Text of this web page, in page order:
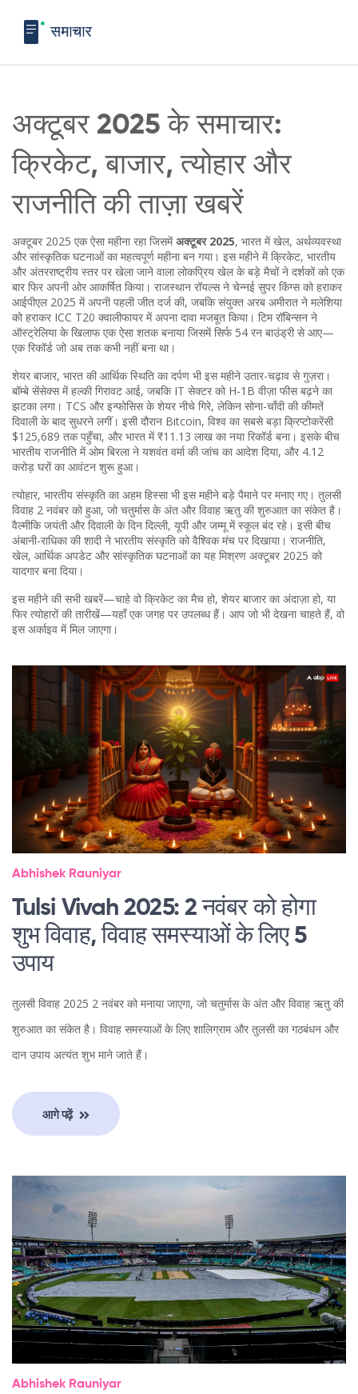
अक्टूबर 2025 के समाचार:
क्रिकेट, बाजार, त्योहार और
राजनीति की ताज़ा खबरें
अक्टूबर 2025 एक ऐसा महीना रहा जिसमेंअक्टूबर 2025, भारत में खेल, अर्थव्यवस्था
और सांस्कृतिक घटनाओं का महत्वपूर्ण महीनाबन गया। इस महीने मेंक्रिकेट, भारतीय
और अंतरराष्ट्रीय स्तर पर खेला जाने वाला लोकप्रिय खेलके बड़े मैचों ने दर्शकों को एक
बार फिर अपनी ओर आकर्षित किया। राजस्थान रॉयल्स ने चेन्नई सुपर किंग्स को हराकर
आईपीएल 2025 में अपनी पहली जीत दर्ज की, जबकि संयुक्त अरब अमीरात ने मलेशिया
को हराकर ICC T20 क्वालीफायर में अपना दावा मजबूत किया। टिम रॉबिन्सन ने
ऑस्ट्रेलिया के खिलाफ एक ऐसा शतक बनाया जिसमें सिर्फ 54 रन बाउंड्री से आए—
एक रिकॉर्ड जो अब तक कभी नहीं बना था।
शेयर बाजार, भारत की आर्थिक स्थिति का दर्पण भी इस महीने उतार-चढ़ाव से गुज़रा।
बॉम्बे सेंसेक्स में हल्की गिरावट आई, जबकि IT सेक्टर को H-1B वीज़ा फीस बढ़ने का
झटका लगा। TCS और इन्फोसिस के शेयर नीचे गिरे, लेकिन सोना-चाँदी की कीमतें
दिवाली के बाद सुधरने लगीं। इसी दौरान Bitcoin, विश्व का सबसे बड़ा क्रिप्टोकरेंसी
$125,689 तक पहुँचा, और भारत में ₹11.13 लाख का नया रिकॉर्ड बना। इसके बीच
भारतीय राजनीति में ओम बिरला ने यशवंत वर्मा की जांच का आदेश दिया, और 4.12
करोड़ घरों का आवंटन शुरू हुआ।
त्योहार, भारतीय संस्कृति का अहम हिस्साभी इस महीने बड़े पैमाने पर मनाए गए। तुलसी
विवाह 2 नवंबर को हुआ, जो चतुर्मास के अंत और विवाह ऋतु की शुरुआत का संकेत है।
वैल्मीकि जयंती और दिवाली के दिन दिल्ली, यूपी और जम्मू में स्कूल बंद रहे। इसी बीच
अंबानी-राधिका की शादी ने भारतीय संस्कृति को वैश्विक मंच पर दिखाया। राजनीति,
खेल, आर्थिक अपडेट और सांस्कृतिक घटनाओं का यह मिश्रण अक्टूबर 2025 को
यादगार बना दिया।
इस महीने की सभी खबरें—चाहे वो क्रिकेट का मैच हो, शेयर बाजार का अंदाज़ा हो, या
फिर त्योहारों की तारीखें—यहाँ एक जगह पर उपलब्ध हैं। आप जो भी देखना चाहते हैं, वो
इस अर्काइव में मिल जाएगा।
Abhishek Rauniyar
Tulsi Vivah 2025: 2 नवंबर को होगा
शुभ विवाह, विवाह समस्याओं के लिए 5
उपाय
तुलसी विवाह 2025 2 नवंबर को मनाया जाएगा, जो चतुर्मास के अंत और विवाह ऋतु की
शुरुआत का संकेत है। विवाह समस्याओं के लिए शालिग्राम और तुलसी का गठबंधन और
दान उपाय अत्यंत शुभ माने जाते हैं।
आगे पढ़ें
Abhishek Rauniyar